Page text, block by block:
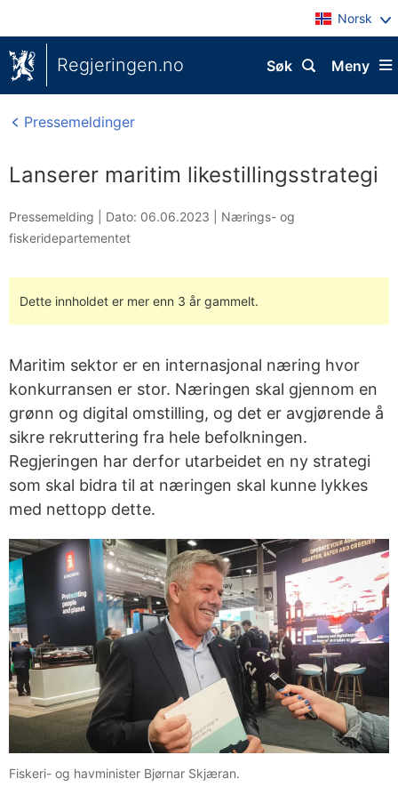
Norsk
Regjeringen.no Meny
Søk
Pressemeldinger
Lanserer maritim likestillingsstrategi
Pressemelding | Dato: 06.06.2023
Nærings- og
fiskeridepartementet
Dette innholdet er mer enn 3 år gammelt.
Maritim sektor er en internasjonal næring hvor
konkurransen er stor. Næringen skal gjennom en
grønn og digital omstilling, og det er avgjørende å
sikre rekruttering fra hele befolkningen.
Regjeringen har derfor utarbeidet en ny strategi
som skal bidra til at næringen skal kunne lykkes
med nettopp dette.
Fiskeri- og havminister Bjørnar Skjæran.